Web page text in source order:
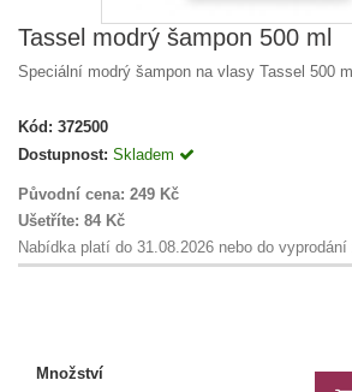
Tassel modrý šampon 500 ml
Speciální modrý šampon na vlasy Tassel 500
Kód: 372500
Dostupnost: Skladem
Původní cena: 249 Kč
Ušetříte: 84 Kč
Nabídka platí do 31.08.2026 nebo do vyprodání
Množství